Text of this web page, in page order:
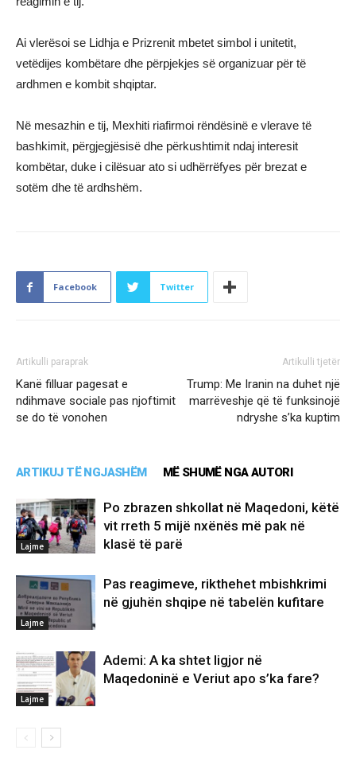
Ai vlerësoi se Lidhja e Prizrenit mbetet simbol i unitetit,
vetëdijes kombëtare dhe përpjekjes së organizuar për të
ardhmen e kombit shqiptar.
Në mesazhin e tij, Mexhiti riafirmoi rëndësinë e vlerave të
bashkimit, përgjegjësisë dhe përkushtimit ndaj interesit
kombëtar, duke i cilësuar ato si udhërrëfyes për brezat e
sotëm dhe të ardhshëm.
Facebook Twitter
Artikulli paraprak
Kanë filluar pagesat e
ndihmave sociale pas njoftimit
se do të vonohen
Artikulli tjetër
Trump: Me Iranin na duhet një
marrëveshje që të funksinojë
ndryshe s’ka kuptim
ARTIKUJ TË NGJASHËM MË SHUMË NGA AUTORI
Lajme
Po zbrazen shkollat në Maqedoni, këtë
vit rreth 5 mijë nxënës më pak në
klasë të parë
Lajme
Pas reagimeve, rikthehet mbishkrimi
në gjuhën shqipe në tabelën kufitare
Lajme
Ademi: A ka shtet ligjor në
Maqedoninë e Veriut apo s’ka fare?